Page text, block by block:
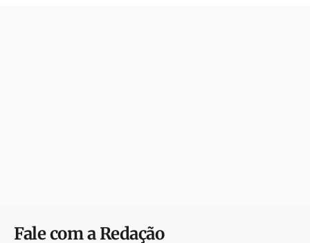
Fale com a Redação